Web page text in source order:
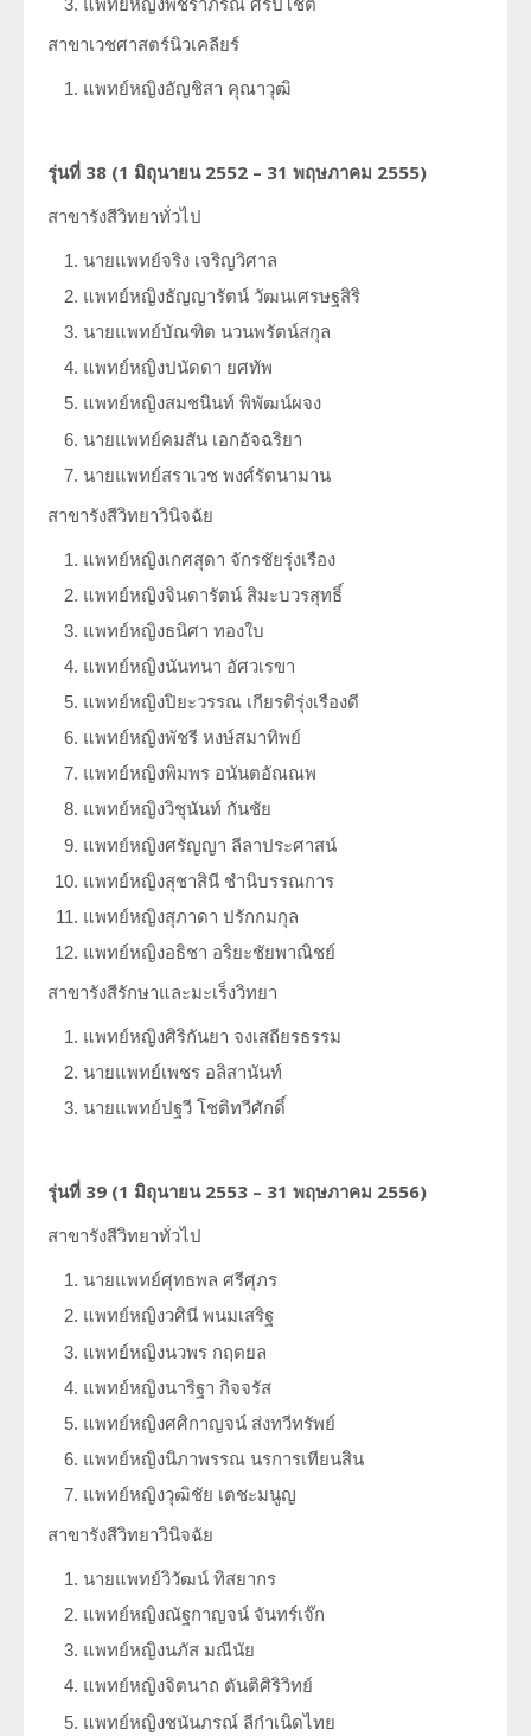
สาขาเวชศาสตร์นิวเคลียร์
แพทย์หญิงอัญชิสา คุณาวุฒิ
รุ่นที่ 38 (1 มิถุนายน 2552 – 31 พฤษภาคม 2555)
สาขารังสีวิทยาทั่วไป
นายแพทย์จริง เจริญวิศาล
แพทย์หญิงธัญญารัตน์ วัฒนเศรษฐสิริ
นายแพทย์บัณฑิต นวนพรัตน์สกุล
แพทย์หญิงปนัดดา ยศทัพ
แพทย์หญิงสมชนินท์ พิพัฒน์ผจง
นายแพทย์คมสัน เอกอัจฉริยา
นายแพทย์สราเวช พงศ์รัตนามาน
สาขารังสีวิทยาวินิจฉัย
แพทย์หญิงเกศสุดา จักรชัยรุ่งเรือง
แพทย์หญิงจินดารัตน์ สิมะบวรสุทธิ์
แพทย์หญิงธนิศา ทองใบ
แพทย์หญิงนันทนา อัศวเรขา
แพทย์หญิงปิยะวรรณ เกียรติรุ่งเรืองดี
แพทย์หญิงพัชรี หงษ์สมาทิพย์
แพทย์หญิงพิมพร อนันตอัณณพ
แพทย์หญิงวิชุนันท์ กันชัย
แพทย์หญิงศรัญญา ลีลาประศาสน์
แพทย์หญิงสุชาสินี ชำนิบรรณการ
แพทย์หญิงสุภาดา ปรักกมกุล
แพทย์หญิงอธิชา อริยะชัยพาณิชย์
สาขารังสีรักษาและมะเร็งวิทยา
แพทย์หญิงศิริกันยา จงเสถียรธรรม
นายแพทย์เพชร อลิสานันท์
นายแพทย์ปฐวี โชติทวีศักดิ์
รุ่นที่ 39 (1 มิถุนายน 2553 – 31 พฤษภาคม 2556)
สาขารังสีวิทยาทั่วไป
นายแพทย์ศุทธพล ศรีศุภร
แพทย์หญิงวศินี พนมเสริฐ
แพทย์หญิงนวพร กฤตยล
แพทย์หญิงนาริฐา กิจจรัส
แพทย์หญิงศศิกาญจน์ ส่งทวีทรัพย์
แพทย์หญิงนิภาพรรณ นรการเทียนสิน
แพทย์หญิงวุฒิชัย เตชะมนูญ
สาขารังสีวิทยาวินิจฉัย
นายแพทย์วิวัฒน์ ทิสยากร
แพทย์หญิงณัฐกาญจน์ จันทร์เจ๊ก
แพทย์หญิงนภัส มณีนัย
แพทย์หญิงจิตนาถ ตันติศิริวิทย์
แพทย์หญิงชนันภรณ์ ลีกำเนิดไทย